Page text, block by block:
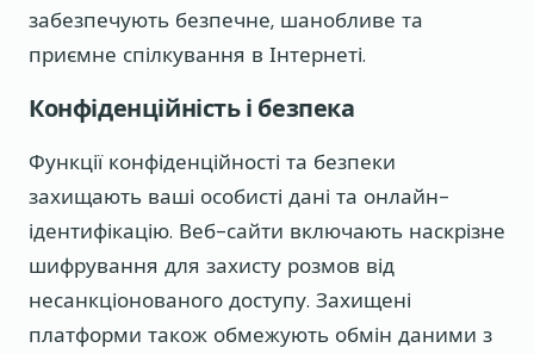
забезпечують безпечне, шанобливе та
приємне спілкування в Інтернеті.
Конфіденційність і безпека
Функції конфіденційності та безпеки
захищають ваші особисті дані та онлайн-
ідентифікацію. Веб-сайти включають наскрізне
шифрування для захисту розмов від
несанкціонованого доступу. Захищені
платформи також обмежують обмін даними з